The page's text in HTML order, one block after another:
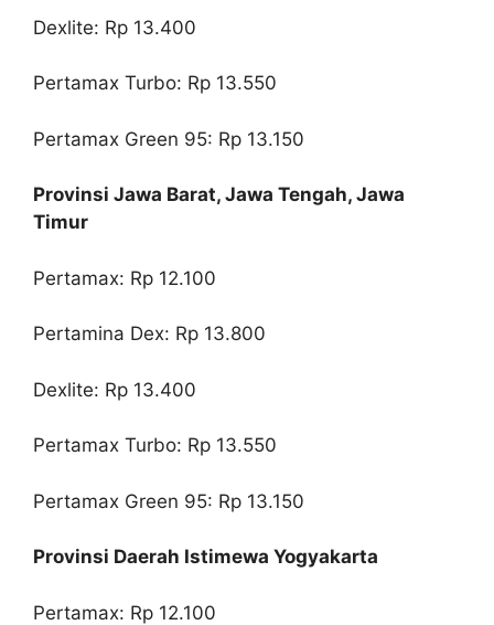
Dexlite: Rp 13.400
Pertamax Turbo: Rp 13.550
Pertamax Green 95: Rp 13.150
Provinsi Jawa Barat, Jawa Tengah, Jawa
Timur
Pertamax: Rp 12.100
Pertamina Dex: Rp 13.800
Dexlite: Rp 13.400
Pertamax Turbo: Rp 13.550
Pertamax Green 95: Rp 13.150
Provinsi Daerah Istimewa Yogyakarta
Pertamax: Rp 12.100